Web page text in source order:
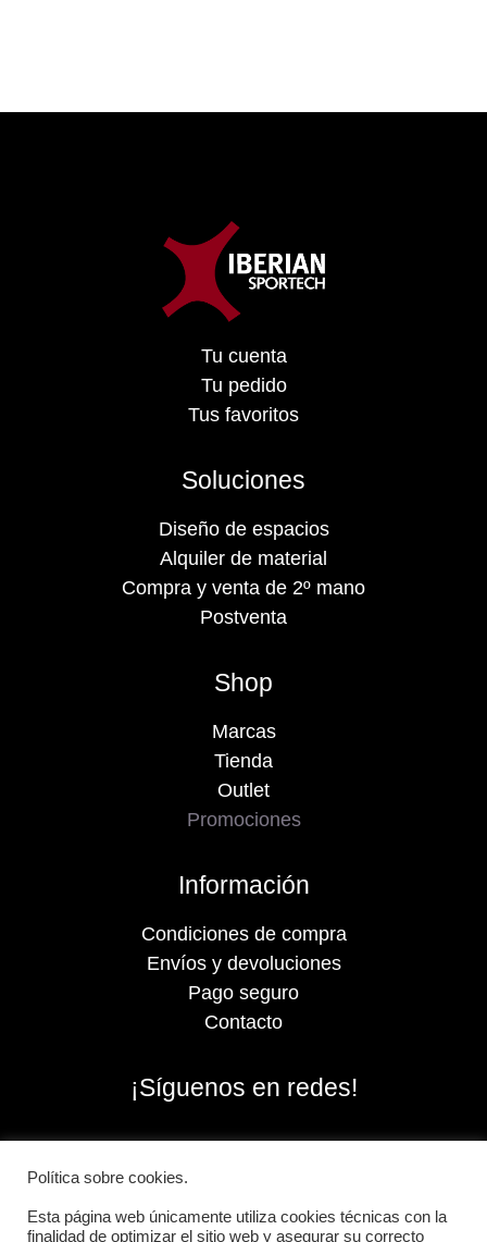
Tu cuenta
Tu pedido
Tus favoritos
Soluciones
Diseño de espacios
Alquiler de material
Compra y venta de 2º mano
Postventa
Shop
Marcas
Tienda
Outlet
Promociones
Información
Condiciones de compra
Envíos y devoluciones
Pago seguro
Contacto
¡Síguenos en redes!
Política sobre cookies.
Esta página web únicamente utiliza cookies técnicas con la
finalidad de optimizar el sitio web y asegurar su correcto